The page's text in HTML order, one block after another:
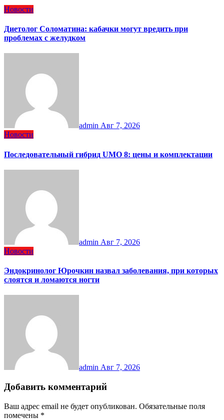
Новости
Диетолог Соломатина: кабачки могут вредить при
проблемах с желудком
admin Авг 7, 2026
Новости
Последовательный гибрид UMO 8: цены и комплектации
admin Авг 7, 2026
Новости
Эндокринолог Юрочкин назвал заболевания, при которых
слоятся и ломаются ногти
admin Авг 7, 2026
Добавить комментарий
Ваш адрес email не будет опубликован. Обязательные поля
помечены *